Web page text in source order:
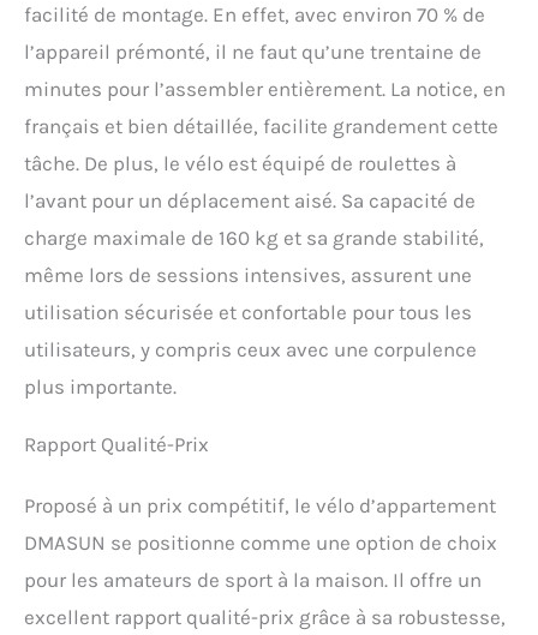
renforce les muscles
abdominaux et améliore la
réduisant les risques de
blessures. Un bouton de
réglage pratique permet
une plage de résistance de
0 à 100, offrant aux
utilisateurs une
expérience de conduite
confortable à l'intérieur. ce
qui convient aussi bien
aux débutants qu'aux
experts. 𝐔𝐍 𝐕É𝐋𝐎
structure robuste et un
de supporter jusqu'à 160
kg, il reste stable même
lorsque vous pédalez en
position debout. Il a
facilité de montage. En effet, avec environ 70 % de
l’appareil prémonté, il ne faut qu’une trentaine de
minutes pour l’assembler entièrement. La notice, en
français et bien détaillée, facilite grandement cette
tâche. De plus, le vélo est équipé de roulettes à
l’avant pour un déplacement aisé. Sa capacité de
charge maximale de 160 kg et sa grande stabilité,
même lors de sessions intensives, assurent une
utilisation sécurisée et confortable pour tous les
utilisateurs, y compris ceux avec une corpulence
plus importante.
Rapport Qualité-Prix
Proposé à un prix compétitif, le vélo d’appartement
DMASUN se positionne comme une option de choix
pour les amateurs de sport à la maison. Il offre un
excellent rapport qualité-prix grâce à sa robustesse,